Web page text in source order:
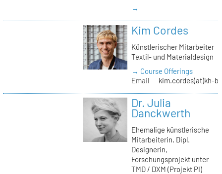
→
Kim Cordes
Künstlerischer Mitarbeiter
Textil- und Materialdesign
→ Course Offerings
Email
kim.cordes(at)kh-
Dr. Julia
Danckwerth
Ehemalige künstlerische
Mitarbeiterin, Dipl.
Designerin,
Forschungsprojekt unter
TMD / DXM (Projekt PI)